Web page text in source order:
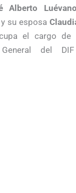
Alberto Luévano
su esposa
el cargo de
General del